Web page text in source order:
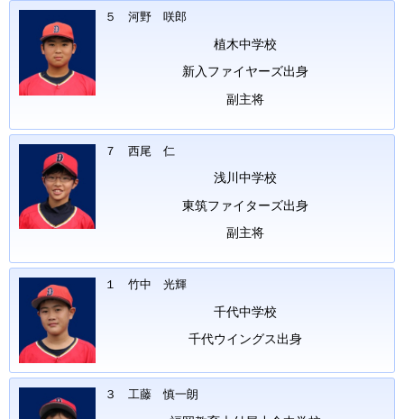
５ 河野 咲郎
植木中学校
新入ファイヤーズ出身
副主将
７ 西尾 仁
浅川中学校
東筑ファイターズ出身
副主将
１ 竹中 光輝
千代中学校
千代ウイングス出身
３ 工藤 慎一朗